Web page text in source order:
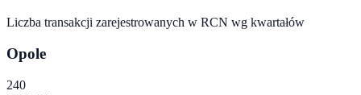
Liczba transakcji zarejestrowanych w RCN wg kwartałów
Opole
240